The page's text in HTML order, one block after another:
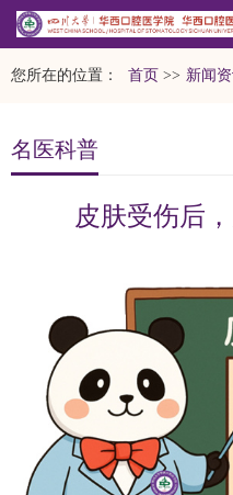
您所在的位置： 首页 >> 新闻
名医科普
皮肤受伤后